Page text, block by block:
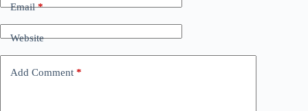
Email*
Website
Add Comment *